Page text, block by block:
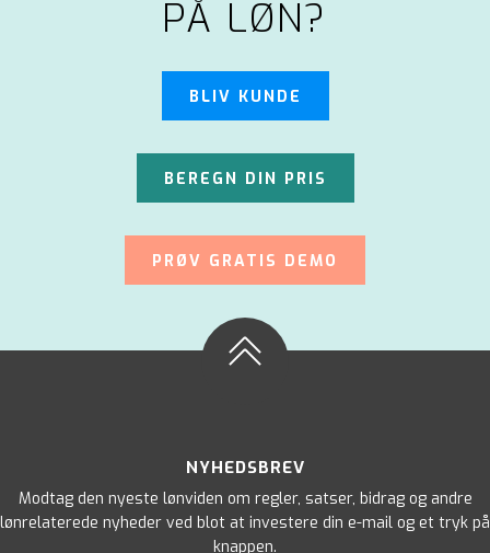
PÅ LØN?
BLIV KUNDE
BEREGN DIN PRIS
PRØV GRATIS DEMO
NYHEDSBREV
Modtag den nyeste lønviden om regler, satser, bidrag og andre
lønrelaterede nyheder ved blot at investere din e-mail og et tryk på
knappen.